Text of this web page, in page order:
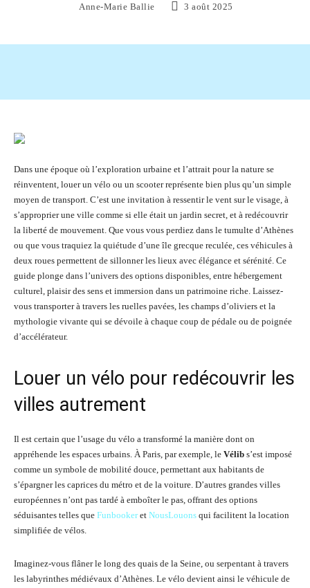
Anne-Marie Ballie 3 août 2025
Dans une époque où l’exploration urbaine et l’attrait pour la nature se
réinventent, louer un vélo ou un scooter représente bien plus qu’un simple
moyen de transport. C’est une invitation à ressentir le vent sur le visage, à
s’approprier une ville comme si elle était un jardin secret, et à redécouvrir
la liberté de mouvement. Que vous vous perdiez dans le tumulte d’Athènes
ou que vous traquiez la quiétude d’une île grecque reculée, ces véhicules à
deux roues permettent de sillonner les lieux avec élégance et sérénité. Ce
guide plonge dans l’univers des options disponibles, entre hébergement
culturel, plaisir des sens et immersion dans un patrimoine riche. Laissez-
vous transporter à travers les ruelles pavées, les champs d’oliviers et la
mythologie vivante qui se dévoile à chaque coup de pédale ou de poignée
d’accélérateur.
Louer un vélo pour redécouvrir les
villes autrement
Il est certain que l’usage du vélo a transformé la manière dont on
appréhende les espaces urbains. À Paris, par exemple, le Vélib s’est imposé
comme un symbole de mobilité douce, permettant aux habitants de
s’épargner les caprices du métro et de la voiture. D’autres grandes villes
européennes n’ont pas tardé à emboîter le pas, offrant des options
séduisantes telles que Funbookeret NousLouons qui facilitent la location
simplifiée de vélos.
Imaginez-vous flâner le long des quais de la Seine, ou serpentant à travers
les labyrinthes médiévaux d’Athènes. Le vélo devient ainsi le véhicule de